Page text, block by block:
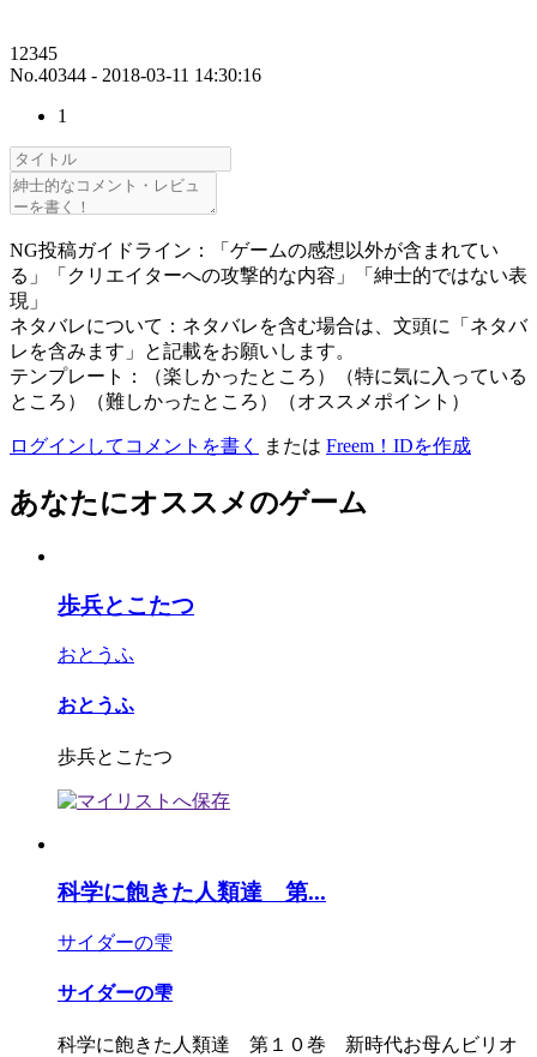
12345
No.40344 - 2018-03-11 14:30:16
1
NG投稿ガイドライン：「ゲームの感想以外が含まれてい
る」「クリエイターへの攻撃的な内容」「紳士的ではない表
現」
ネタバレについて：ネタバレを含む場合は、文頭に「ネタバ
レを含みます」と記載をお願いします。
テンプレート：（楽しかったところ）（特に気に入っている
ところ）（難しかったところ）（オススメポイント）
ログインしてコメントを書く または Freem！IDを作成
あなたにオススメのゲーム
歩兵とこたつ
おとうふ
おとうふ
歩兵とこたつ
科学に飽きた人類達 第...
サイダーの雫
サイダーの雫
科学に飽きた人類達 第１０巻 新時代お母んビリオ